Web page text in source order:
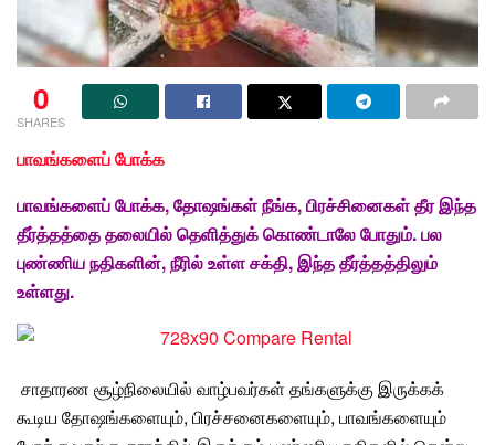
0
SHARES
பாவங்களைப் போக்க
பாவங்களைப் போக்க, தோஷங்கள் நீங்க, பிரச்சினைகள் தீர இந்த
தீர்த்தத்தை தலையில் தெளித்துக் கொண்டாலே போதும். பல
புண்ணிய நதிகளின், நீரில் உள்ள சக்தி, இந்த தீர்த்தத்திலும்
உள்ளது.
சாதாரண சூழ்நிலையில் வாழ்பவர்கள் தங்களுக்கு இருக்கக்
கூடிய தோஷங்களையும், பிரச்சனைகளையும், பாவங்களையும்